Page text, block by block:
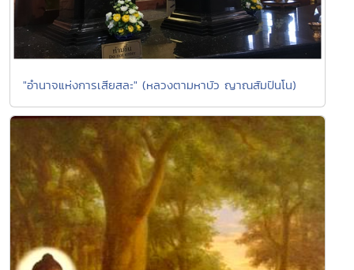
"อำนาจแห่งการเสียสละ" (หลวงตามหาบัว ญาณสัมปันโน)